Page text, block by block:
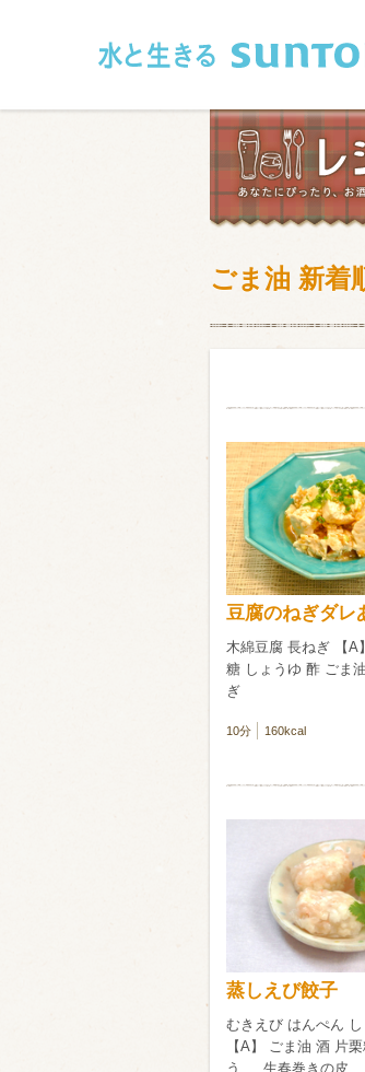
和食
フレンチ
肉
卵・乳製品
お米・麺
類・穀物
ビール
赤ワイン
ごま油 新着
豆腐のねぎダレ
木綿豆腐 長ねぎ 【A
糖 しょうゆ 酢 ご
ぎ
10分 160kcal
蒸しえび餃子
むきえび はんぺん
【A】 ごま油 酒 片
う 生春巻きの皮